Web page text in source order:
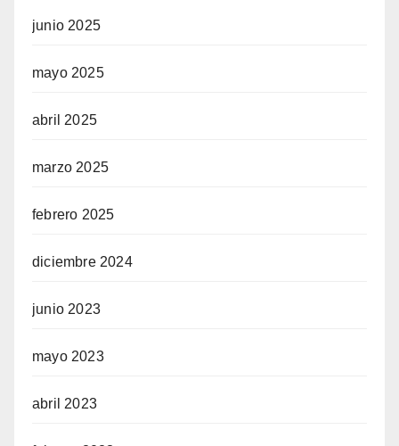
junio 2025
mayo 2025
abril 2025
marzo 2025
febrero 2025
diciembre 2024
junio 2023
mayo 2023
abril 2023